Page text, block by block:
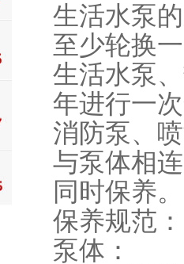
生活水泵
至少轮换
生活水泵
年进行一
消防泵、
与泵体相
同时保养。
保养规范：
泵体：